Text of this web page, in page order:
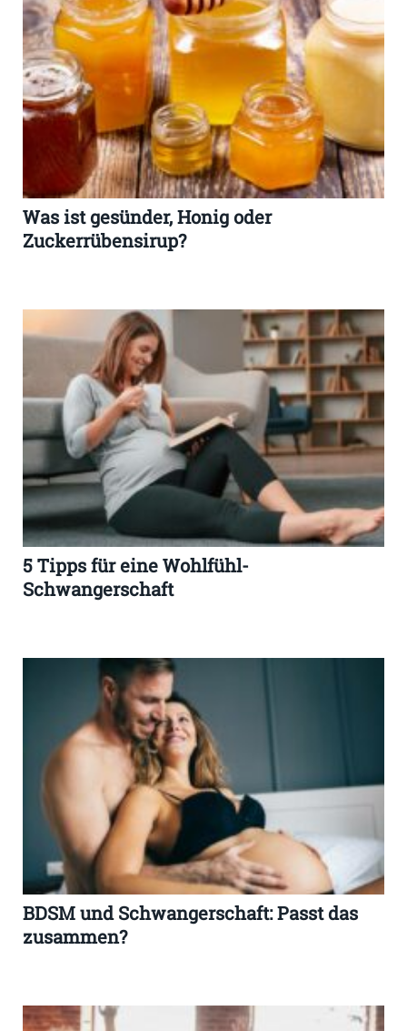
Was ist gesünder, Honig oder
Zuckerrübensirup?
5 Tipps für eine Wohlfühl-
Schwangerschaft
BDSM und Schwangerschaft: Passt das
zusammen?